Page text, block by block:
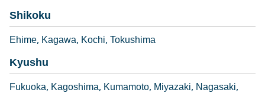
Shikoku
Ehime Kagawa Kochi Tokushima
Kyushu
Fukuoka Kagoshima Kumamoto Miyazaki Nagasaki